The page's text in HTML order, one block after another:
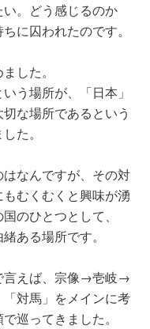
。どう感じるのか
に囚われたのです。
した。
う場所が、「日本」
な場所であるという
た。
なんですが、その対
むくむくと興味が湧
のひとつとして、
ある場所です。
言えば、宗像→壱岐→
対馬」をメインに考
巡ってきました。